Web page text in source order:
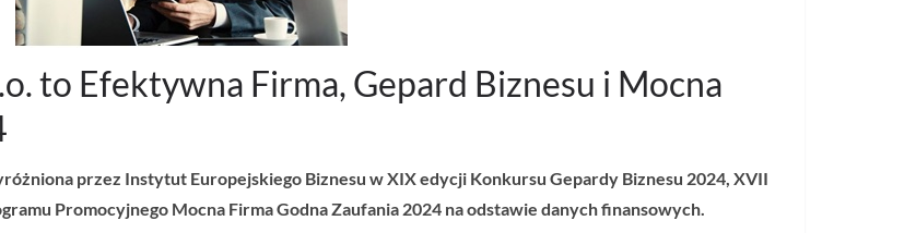
to Efektywna Firma, Gepard Biznesu i Mocna
przez Instytut Europejskiego Biznesu w XIX edycji Konkursu Gepardy Biznesu 2024, XVII
Promocyjnego Mocna Firma Godna Zaufania 2024 na odstawie danych finansowych.